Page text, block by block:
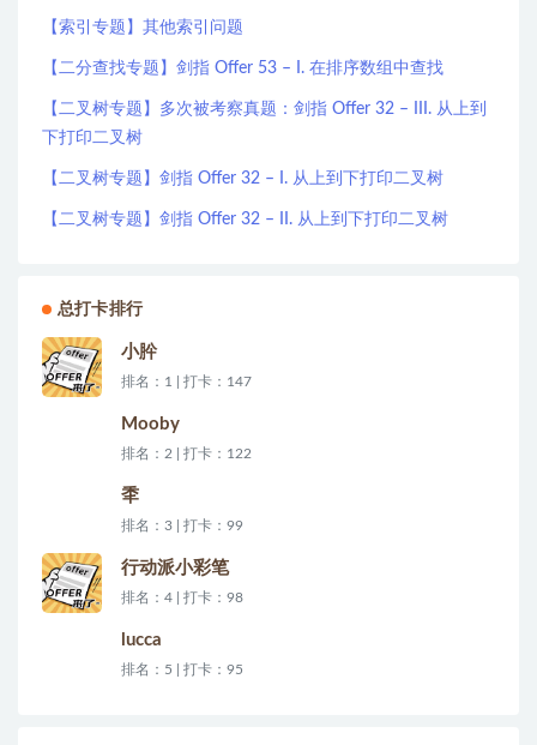
【索引专题】其他索引问题
【二分查找专题】剑指 Offer 53 – I. 在排序数组中查找
【二叉树专题】多次被考察真题：剑指 Offer 32 – III. 从上到
下打印二叉树
【二叉树专题】剑指 Offer 32 – I. 从上到下打印二叉树
【二叉树专题】剑指 Offer 32 – II. 从上到下打印二叉树
总打卡排行
小肸
排名：1 | 打卡：147
Mooby
排名：2 | 打卡：122
秊
排名：3 | 打卡：99
行动派小彩笔
排名：4 | 打卡：98
lucca
排名：5 | 打卡：95